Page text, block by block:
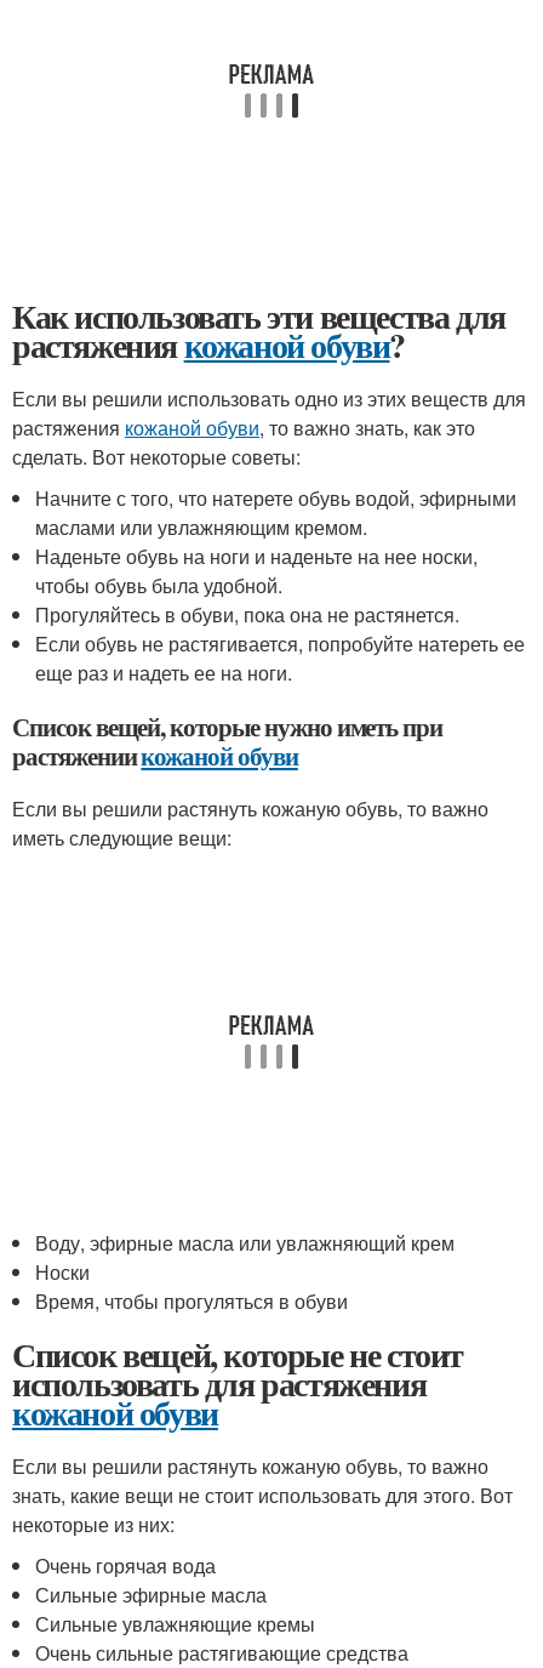
Как использовать эти вещества для
растяжениякожаной обуви?
Если вы решили использовать одно из этих веществ для
растяжения кожаной обуви, то важно знать, как это
сделать. Вот некоторые советы:
Начните с того, что натерете обувь водой, эфирными
маслами или увлажняющим кремом.
Наденьте обувь на ноги и наденьте на нее носки,
чтобы обувь была удобной.
Прогуляйтесь в обуви, пока она не растянется.
Если обувь не растягивается, попробуйте натереть ее
еще раз и надеть ее на ноги.
Список вещей, которые нужно иметь при
растяжениикожаной обуви
Если вы решили растянуть кожаную обувь, то важно
иметь следующие вещи:
Воду, эфирные масла или увлажняющий крем
Носки
Время, чтобы прогуляться в обуви
Список вещей, которые не стоит
использовать для растяжения
кожаной обуви
Если вы решили растянуть кожаную обувь, то важно
знать, какие вещи не стоит использовать для этого. Вот
некоторые из них:
Очень горячая вода
Сильные эфирные масла
Сильные увлажняющие кремы
Очень сильные растягивающие средства